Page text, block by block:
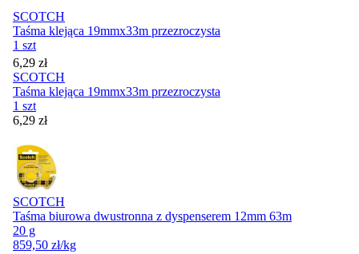
SCOTCH
Taśma klejąca 19mmx33m przezroczysta
1 szt
Cena
6,29 zł
SCOTCH
Taśma klejąca 19mmx33m przezroczysta
1 szt
Cena
6,29 zł
SCOTCH
Taśma biurowa dwustronna z dyspenserem 12mm 63m
20 g
859,50 zł/kg